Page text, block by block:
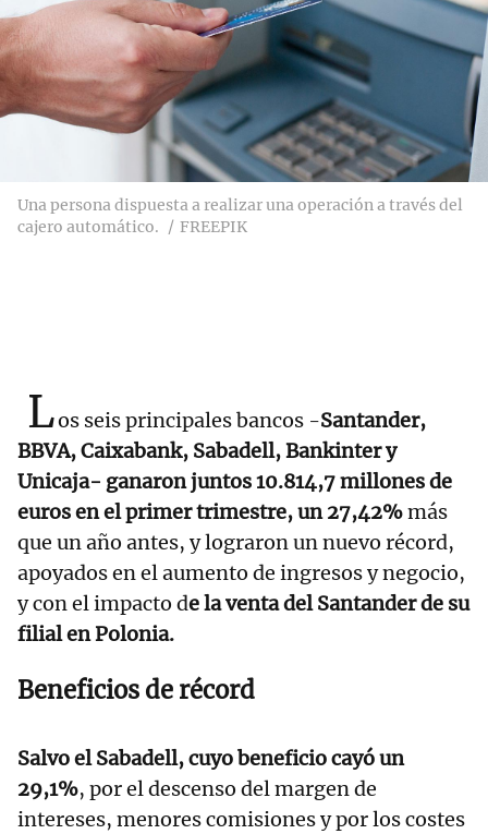
Una persona dispuesta a realizar una operación a través del
cajero automático.
FREEPIK
Los seis principales bancos -Santander,
BBVA, Caixabank, Sabadell, Bankinter y
Unicaja- ganaron juntos 10.814,7 millones de
euros en el primer trimestre, un 27,42%más
que un año antes, y lograron un nuevo récord,
apoyados en el aumento de ingresos y negocio,
y con el impacto de la venta del Santander de su
filial en Polonia.
Beneficios de récord
Salvo el Sabadell, cuyo beneficio cayó un
29,1%, por el descenso del margen de
intereses, menores comisiones y por los costes